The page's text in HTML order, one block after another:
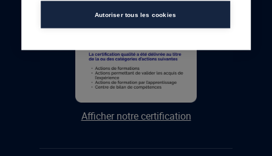
Afficher notre certification
Autoriser tous les cookies